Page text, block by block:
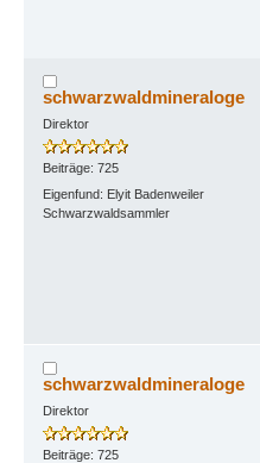
schwarzwaldmineraloge
Direktor
Beiträge: 725
Eigenfund: Elyit Badenweiler
Schwarzwaldsammler
schwarzwaldmineraloge
Direktor
Beiträge: 725